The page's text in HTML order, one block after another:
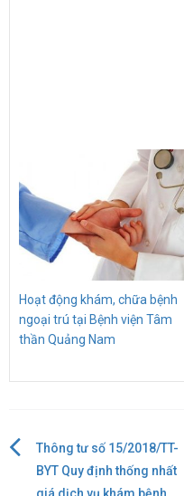
Hoạt động khám, chữa bệnh
ngoại trú tại Bệnh viện Tâm
thần Quảng Nam
Điều
Thông tư số 15/2018/TT-
BYT Quy định thống nhất